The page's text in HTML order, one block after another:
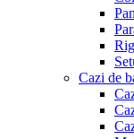
Cazi de